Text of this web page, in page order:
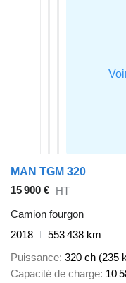
MAN TGM 320
15 900 € HT
Camion fourgon
2018
553 438 km
Puissance 320 ch (235
Capacité de charge 10